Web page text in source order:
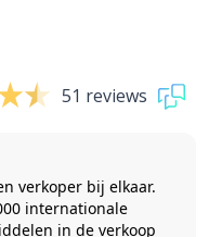
51 reviews
verkoper bij elkaar.
internationale
in de verkoop